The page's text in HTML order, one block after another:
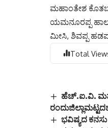
ಮಹಾಂತೇಶ
ಯಮನೂರಪ್ಪ
ಮೀಸಿ, ಶಿವಪ್ಪ
Total
ಹೆಚ್.ಐ.ವಿ.
ಭವಿಷ್ಯದ